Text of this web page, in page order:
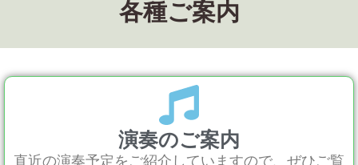
各種ご案内
演奏のご案内
直近の演奏予定をご紹介していますので、ぜひご覧